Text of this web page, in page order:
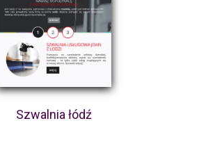
Szwalnia łódź